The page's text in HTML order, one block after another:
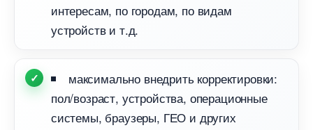
интересам, по городам, по видам
устройств и т.д.
максимально внедрить корректировки:
пол/возраст, устройства, операционные
системы, браузеры, ГЕО и других